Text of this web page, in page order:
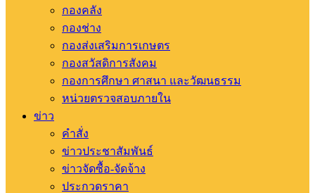
กองคลัง
กองช่าง
กองส่งเสริมการเกษตร
กองสวัสดิการสังคม
กองการศึกษา ศาสนา และวัฒนธรรม
หน่วยตรวจสอบภายใน
ข่าว
คำสั่ง
ข่าวประชาสัมพันธ์
ข่าวจัดซื้อ-จัดจ้าง
ประกวดราคา